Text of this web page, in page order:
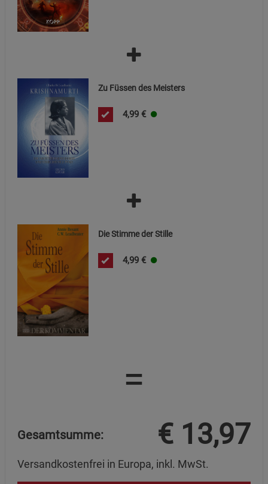
Zu Füssen des Meisters
4,99 €
Die Stimme der Stille
4,99 €
=
Gesamtsumme: € 13,97
Versandkostenfrei in Europa, inkl. MwSt.